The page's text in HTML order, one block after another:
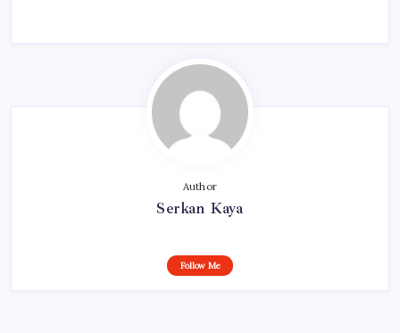
Author
Serkan Kaya
Follow Me